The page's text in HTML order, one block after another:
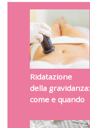
Ridatazione
della gravidanza:
come e quando